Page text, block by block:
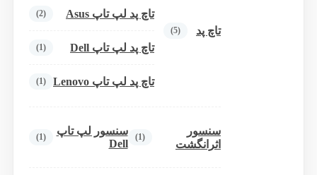
تاچ پد (5)
تاچ پد لپ تاپ Asus (2)
تاچ پد لپ تاپ Dell (1)
تاچ پد لپ تاپ Lenovo (1)
سنسور
اثرانگشت
(1)
سنسور لپ تاپ
Dell
(1)